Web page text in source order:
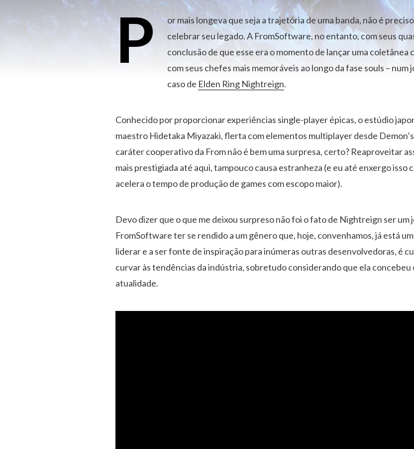
P
or mais longeva que seja a trajetória de uma banda, não é
celebrar seu legado. A FromSoftware, no entanto, com seus
conclusão de que esse era o momento de lançar uma coletânea
com seus chefes mais memoráveis ao longo da fase souls –
caso de Elden Ring Nightreign.
Conhecido por proporcionar experiências single-player épicas, o estúdio
maestro Hidetaka Miyazaki, flerta com elementos multiplayer desde
caráter cooperativo da From não é bem uma surpresa, certo? Reaproveitar
mais prestigiada até aqui, tampouco causa estranheza (e eu até enxergo isso
acelera o tempo de produção de games com escopo maior).
Devo dizer que o que me deixou surpreso não foi o fato de Nightreign ser um
FromSoftware ter se rendido a um gênero que, hoje, convenhamos, já está
liderar e a ser fonte de inspiração para inúmeras outras desenvolvedoras, é
curvar às tendências da indústria, sobretudo considerando que ela concebeu
atualidade.